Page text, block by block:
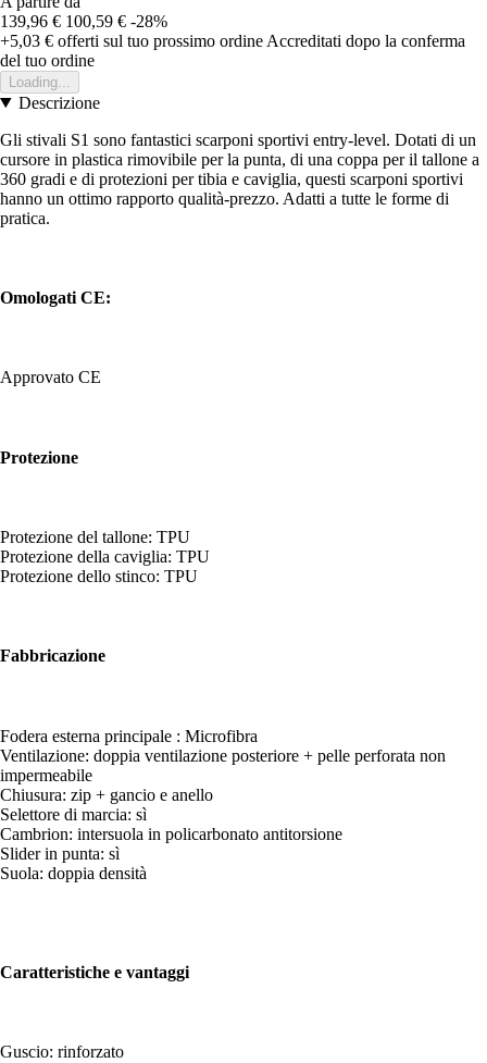
139,96 € 100,59 € -28%
+5,03 € offerti sul tuo prossimo ordine Accreditati dopo la conferma
del tuo ordine
Loading...
Descrizione
Gli stivali S1 sono fantastici scarponi sportivi entry-level. Dotati di un
cursore in plastica rimovibile per la punta, di una coppa per il tallone a
360 gradi e di protezioni per tibia e caviglia, questi scarponi sportivi
hanno un ottimo rapporto qualità-prezzo. Adatti a tutte le forme di
pratica.
Omologati CE:
Approvato CE
Protezione
Protezione del tallone: TPU
Protezione della caviglia: TPU
Protezione dello stinco: TPU
Fabbricazione
Fodera esterna principale : Microfibra
Ventilazione: doppia ventilazione posteriore + pelle perforata non
impermeabile
Chiusura: zip + gancio e anello
Selettore di marcia: sì
Cambrion: intersuola in policarbonato antitorsione
Slider in punta: sì
Suola: doppia densità
Caratteristiche e vantaggi
Guscio: rinforzato